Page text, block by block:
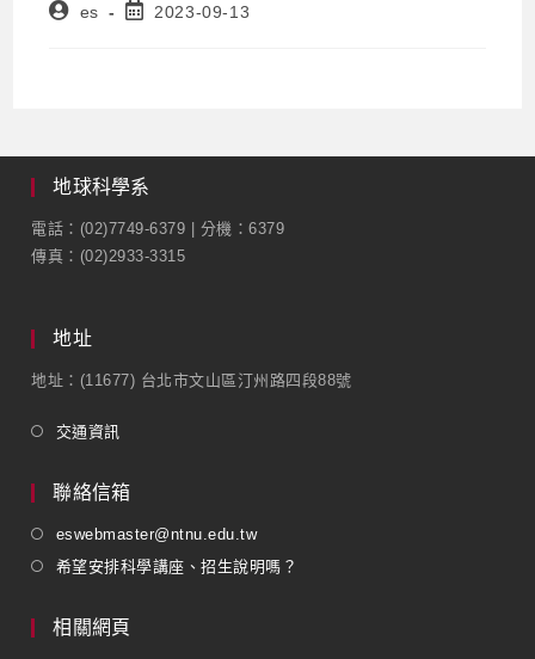
es 2023-09-13
地球科學系
電話：(02)7749-6379 | 分機：6379
傳真：(02)2933-3315
地址
地址：(11677) 台北市文山區汀州路四段88號
交通資訊
聯絡信箱
eswebmaster@ntnu.edu.tw
希望安排科學講座、招生說明嗎？
相關網頁